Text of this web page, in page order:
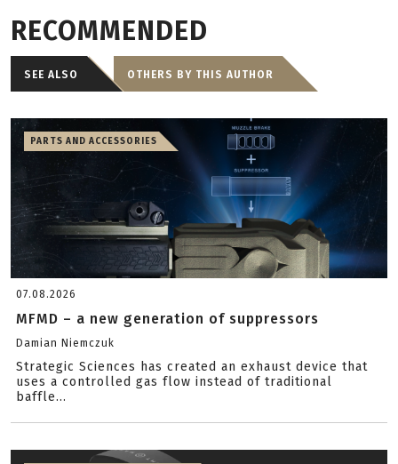
RECOMMENDED
SEE ALSO OTHERS BY THIS AUTHOR
PARTS AND ACCESSORIES
07.08.2026
MFMD – a new generation of suppressors
Damian Niemczuk
Strategic Sciences has created an exhaust device that
uses a controlled gas flow instead of traditional
baffle...